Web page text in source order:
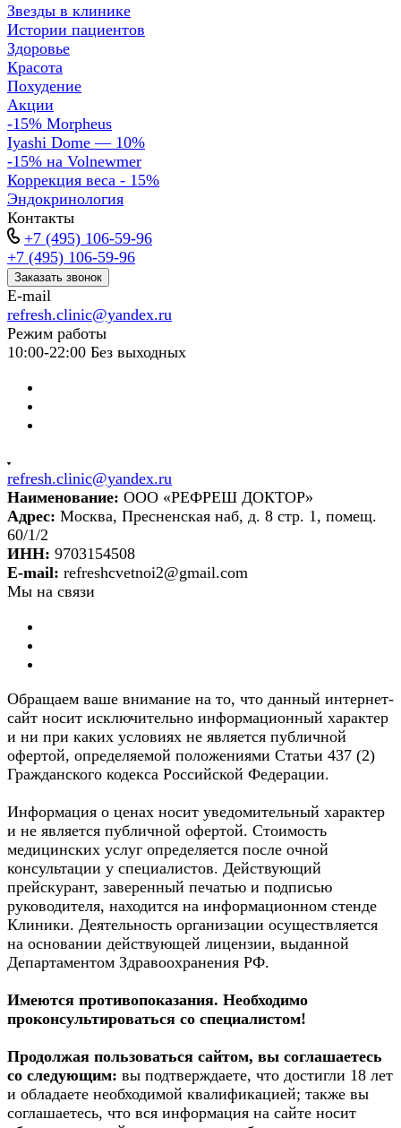
Звезды в клинике
Истории пациентов
Здоровье
Красота
Похудение
Акции
-15% Morpheus
Iyashi Dome — 10%
-15% на Volnewmer
Коррекция веса - 15%
Эндокринология
Контакты
+7 (495) 106-59-96
+7 (495) 106-59-96
Заказать звонок
E-mail
refresh.clinic@yandex.ru
Режим работы
10:00-22:00 Без выходных
refresh.clinic@yandex.ru
Наименование: ООО «РЕФРЕШ ДОКТОР»
Адрес: Москва, Пресненская наб, д. 8 стр. 1, помещ.
60/1/2
ИНН: 9703154508
E-mail: refreshcvetnoi2@gmail.com
Мы на связи
Обращаем ваше внимание на то, что данный интернет-
сайт носит исключительно информационный характер
и ни при каких условиях не является публичной
офертой, определяемой положениями Статьи 437 (2)
Гражданского кодекса Российской Федерации.
Информация о ценах носит уведомительный характер
и не является публичной офертой. Стоимость
медицинских услуг определяется после очной
консультации у специалистов. Действующий
прейскурант, заверенный печатью и подписью
руководителя, находится на информационном стенде
Клиники. Деятельность организации осуществляется
на основании действующей лицензии, выданной
Департаментом Здравоохранения РФ.
Имеются противопоказания. Необходимо
проконсультироваться со специалистом!
Продолжая пользоваться сайтом, вы соглашаетесь
со следующим: вы подтверждаете, что достигли 18 лет
и обладаете необходимой квалификацией; также вы
соглашаетесь, что вся информация на сайте носит